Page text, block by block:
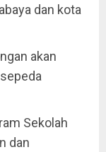
dan kota
akan
Sekolah
dan